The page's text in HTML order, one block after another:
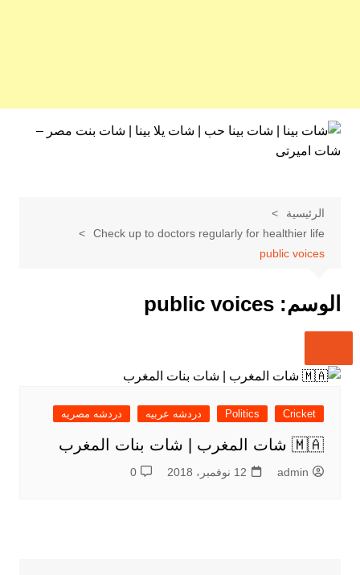
التجاوز
المحتوى
الرئيسية
Check up to doctors regularly for healthier life
public voices
الوسم: public voices
Cricket
Politics دردشه عربيه دردشه مصريه
🇲🇦 شات المغرب | شات بنات المغرب
admin 12 نوفمبر، 2018 0